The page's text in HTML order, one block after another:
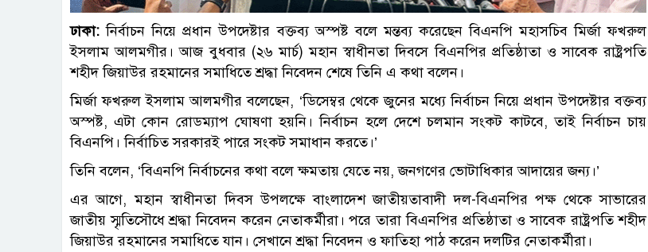
ছবি : সংগৃহীত
ঢাকা: নির্বাচন নিয়ে প্রধান উপদেষ্টার বক্তব্য অস্পষ্ট বলে মন্তব্য করেছেন বিএনপি মহাসচিব মির্জা ফখরুল
ইসলাম আলমগীর। আজ বুধবার (২৬ মার্চ) মহান স্বাধীনতা দিবসে বিএনপির প্রতিষ্ঠাতা ও সাবেক রাষ্ট্রপতি
শহীদ জিয়াউর রহমানের সমাধিতে শ্রদ্ধা নিবেদন শেষে তিনি এ কথা বলেন।
মির্জা ফখরুল ইসলাম আলমগীর বলেছেন, ‘ডিসেম্বর থেকে জুনের মধ্যে নির্বাচন নিয়ে প্রধান উপদেষ্টার বক্তব্য
অস্পষ্ট, এটা কোন রোডম্যাপ ঘোষণা হয়নি। নির্বাচন হলে দেশে চলমান সংকট কাটবে, তাই নির্বাচন চায়
বিএনপি। নির্বাচিত সরকারই পারে সংকট সমাধান করতে।’
তিনি বলেন, ‘বিএনপি নির্বাচনের কথা বলে ক্ষমতায় যেতে নয়, জনগণের ভোটাধিকার আদায়ের জন্য।’
এর আগে, মহান স্বাধীনতা দিবস উপলক্ষে বাংলাদেশ জাতীয়তাবাদী দল-বিএনপির পক্ষ থেকে সাভারের
জাতীয় স্মৃতিসৌধে শ্রদ্ধা নিবেদন করেন নেতাকর্মীরা। পরে তারা বিএনপির প্রতিষ্ঠাতা ও সাবেক রাষ্ট্রপতি শহীদ
জিয়াউর রহমানের সমাধিতে যান। সেখানে শ্রদ্ধা নিবেদন ও ফাতিহা পাঠ করেন দলটির নেতাকর্মীরা।